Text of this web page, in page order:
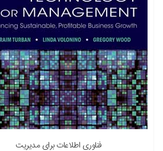
فناوری اطلاعات برای مدیریت